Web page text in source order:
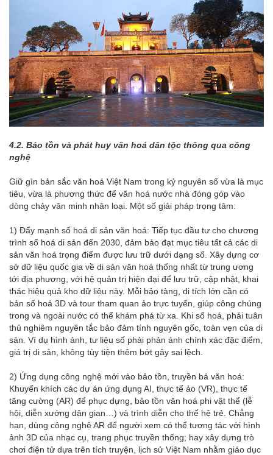
4.2. Bảo tồn và phát huy văn hoá dân tộc thông qua công
nghệ
Giữ gìn bản sắc văn hoá Việt Nam trong kỷ nguyên số vừa là mục
tiêu, vừa là phương thức để văn hoá nước nhà đóng góp vào
dòng chảy văn minh nhân loại. Một số giải pháp trọng tâm:
1) Đẩy mạnh số hoá di sản văn hoá: Tiếp tục đầu tư cho chương
trình số hoá di sản đến 2030, đảm bảo đạt mục tiêu tất cả các di
sản văn hoá trọng điểm được lưu trữ dưới dạng số. Xây dựng cơ
sở dữ liệu quốc gia về di sản văn hoá thống nhất từ trung ương
tới địa phương, với hệ quản trị hiện đại để lưu trữ, cập nhật, khai
thác hiệu quả kho dữ liệu này. Mỗi bảo tàng, di tích lớn cần có
bản số hoá 3D và tour tham quan ảo trực tuyến, giúp công chúng
trong và ngoài nước có thể khám phá từ xa. Khi số hoá, phải tuân
thủ nghiêm nguyên tắc bảo đảm tính nguyên gốc, toàn vẹn của di
sản. Ví dụ hình ảnh, tư liệu số phải phản ánh chính xác đặc điểm,
giá trị di sản, không tùy tiện thêm bớt gây sai lệch.
2) Ứng dụng công nghệ mới vào bảo tồn, truyền bá văn hoá:
Khuyến khích các dự án ứng dụng AI, thực tế ảo (VR), thực tế
tăng cường (AR) để phục dựng, bảo tồn văn hoá phi vật thể (lễ
hội, diễn xướng dân gian…) và trình diễn cho thế hệ trẻ. Chẳng
hạn, dùng công nghệ AR để người xem có thể tương tác với hình
ảnh 3D của nhạc cụ, trang phục truyền thống; hay xây dựng trò
chơi điện tử dựa trên tích truyện, lịch sử Việt Nam nhằm giáo dục